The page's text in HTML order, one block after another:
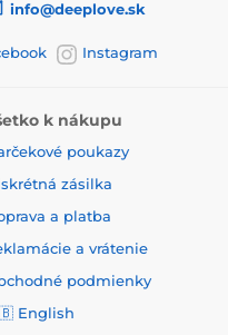
info@deeplove.sk
Instagram
k nákupu
poukazy
zásilka
a platba
a vrátenie
podmienky
English